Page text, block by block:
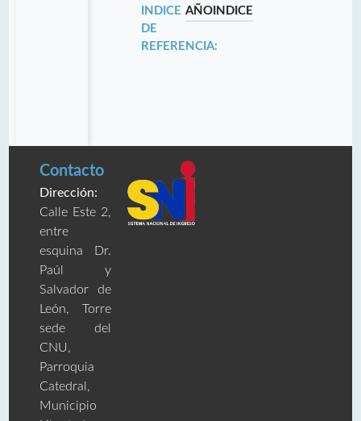
INDICE
DE
REFERENCIA:
AÑO INDICE
Contacto
Dirección:
Calle Este 2,
entre
esquina Dr.
Paúl y
Salvador de
León, Torre
sede del
CNU,
Parroquia
Catedral,
Municipio